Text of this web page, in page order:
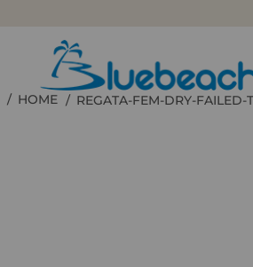
REGATA-FEM-DRY-FAILED-